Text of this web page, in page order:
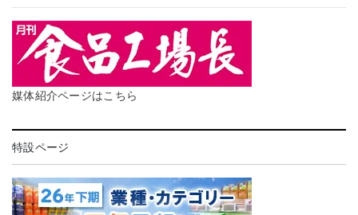
媒体紹介ページはこちら
特設ページ